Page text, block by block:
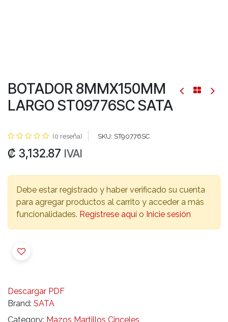
BOTADOR 8MMX150MM
LARGO ST09776SC SATA
(0 reseña) SKU: ST90776SC
₡ 3,132.87 IVAI
Debe estar registrado y haber verificado su cuenta
para agregar productos al carrito y acceder a más
funcionalidades. Regístrese aquí o Inicie sesión
Descargar PDF
Brand: SATA
Category: Mazos Martillos Cinceles